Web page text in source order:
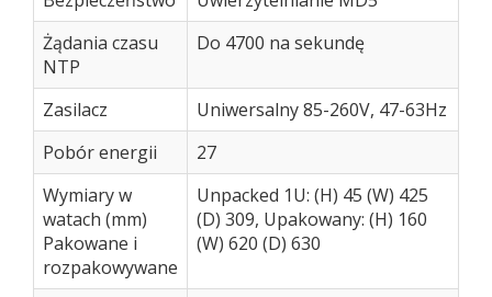
Żądania czasu
NTP
Do 4700 na sekundę
Zasilacz
Uniwersalny 85-260V, 47-63Hz
Pobór energii
27
Wymiary w
watach (mm)
Pakowane i
rozpakowywane
Unpacked 1U: (H) 45 (W) 425
(D) 309, Upakowany: (H) 160
(W) 620 (D) 630